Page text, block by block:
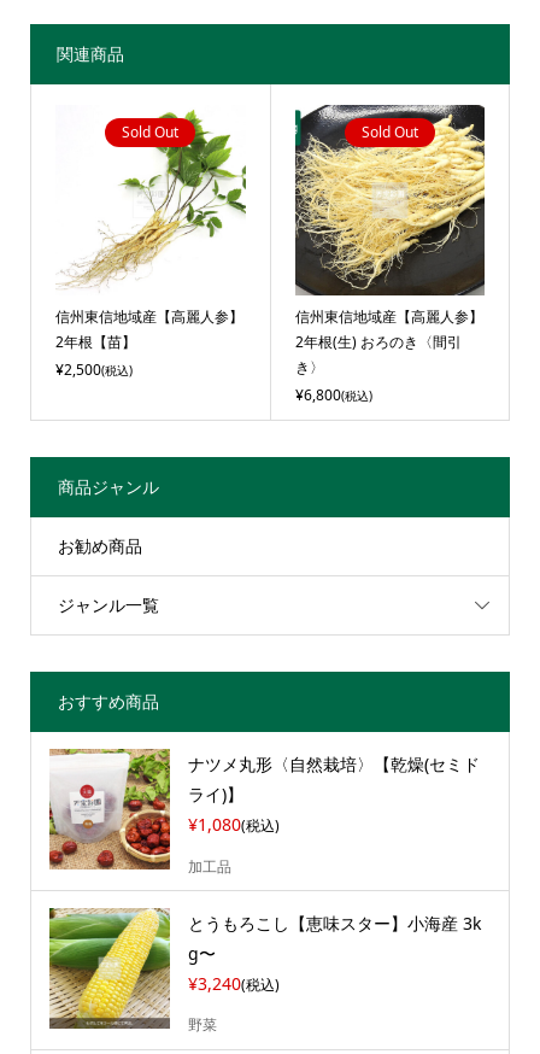
関連商品
Sold Out
信州東信地域産【高麗人参】
2年根【苗】
¥2,500(税込)
Sold Out
信州東信地域産【高麗人参】
2年根(生) おろのき〈間引
き〉
¥6,800(税込)
商品ジャンル
お勧め商品
ジャンル一覧
おすすめ商品
ナツメ丸形〈自然栽培〉【乾燥(セミド
ライ)】
¥1,080(税込)
加工品
とうもろこし【恵味スター】小海産 3k
g〜
¥3,240(税込)
野菜